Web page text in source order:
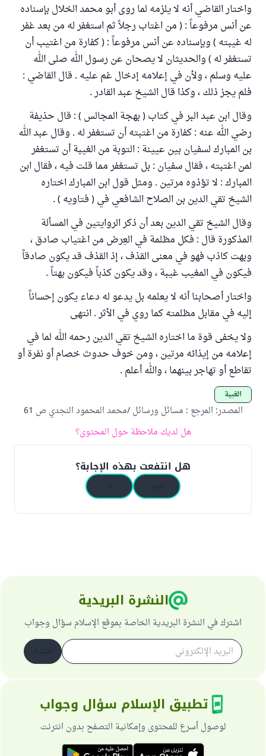
واختار القاضي أنه لا يلزمه لما روى أبو محمد الخلال بإسناده
عن أنس مرفوعاً : ( من اغتاب رجلاً ثم استغفر له من بعد غفر
له غيبته ) وبإسناده عن أنس مرفوعاً : ( كفارة من اغتيب أن
تستغفر له ) والحديثان لا يصحان عن رسول الله صلى الله
عليه وسلم ، ولأن في إعلامه إدخال غم عليه . قال القاضي :
فلم يجز ذلك ، وكذا قال الشيخ عبد القادر .
وقال ابن عبد البر في كتاب ( بهجة المجالس ) : قال حذيفة
رضي الله عنه : كفارة من اغتبته أن تستغفر له . وقال عبد الله
بن المبارك لسفيان بين عيينة : التوبة من الغيبة أن تستغفر
لمن اغتبته ، فقال سفيان : بل تستغفر مما قلت فيه ، فقال ابن
المبارك : لا تؤذوه مرتين . ومثل قول ابن المبارك اختاره
الشيخ تقي الدين بن الصلاح الشافعي في ( فتاويه ) .
وقال الشيخ تقي الدين بعد أن ذكر الروايتين في المسألة
المذكورة قال : فكل مظلمة في العِرض من اغتياب صادق ،
وبهت كاذب فهو في معنى القذف ، إذ القذف قد يكون صادقاً
فيكون في المغيب غيبة ، وقد يكون كذباً فيكون بهتاً .
واختار أصحابنا أنه لا يعلمه بل يدعو له دعاء يكون إحساناً
إليه في مقابل مظلمته كما روي في الأثر . انتهى
ولا يخفى قوة ما اختاره الشيخ تقي الدين رحمه الله لما في
إعلامه من إيذائه مرتين ، ومن خوف حدوث خصام أو نفرة أو
تقاطع أو تهاجر بينهما ، والله أعلم .
الغيبة
المصدر: المرجع : مسائل ورسائل /محمد المحمود النجدي ص 61
هل لديك ملاحظة حول المحتوى؟
هل انتفعت بهذه الإجابة؟
النشرة البريدية
اشترك في النشرة البريدية الخاصة بموقع الإسلام سؤال وجواب
تطبيق الإسلام سؤال وجواب
لوصول أسرع للمحتوى وإمكانية التصفح بدون انترنت